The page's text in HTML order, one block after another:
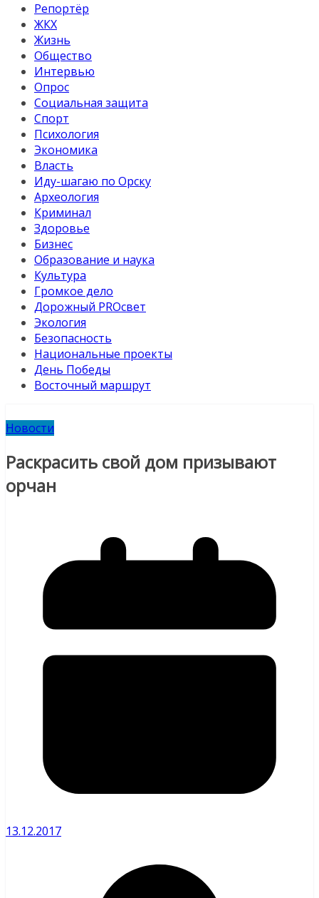
Репортёр
ЖКХ
Жизнь
Общество
Интервью
Опрос
Социальная защита
Спорт
Психология
Экономика
Власть
Иду-шагаю по Орску
Археология
Криминал
Здоровье
Бизнес
Образование и наука
Культура
Громкое дело
Дорожный PROсвет
Экология
Безопасность
Национальные проекты
День Победы
Восточный маршрут
Новости
Раскрасить свой дом призывают
орчан
13.12.2017